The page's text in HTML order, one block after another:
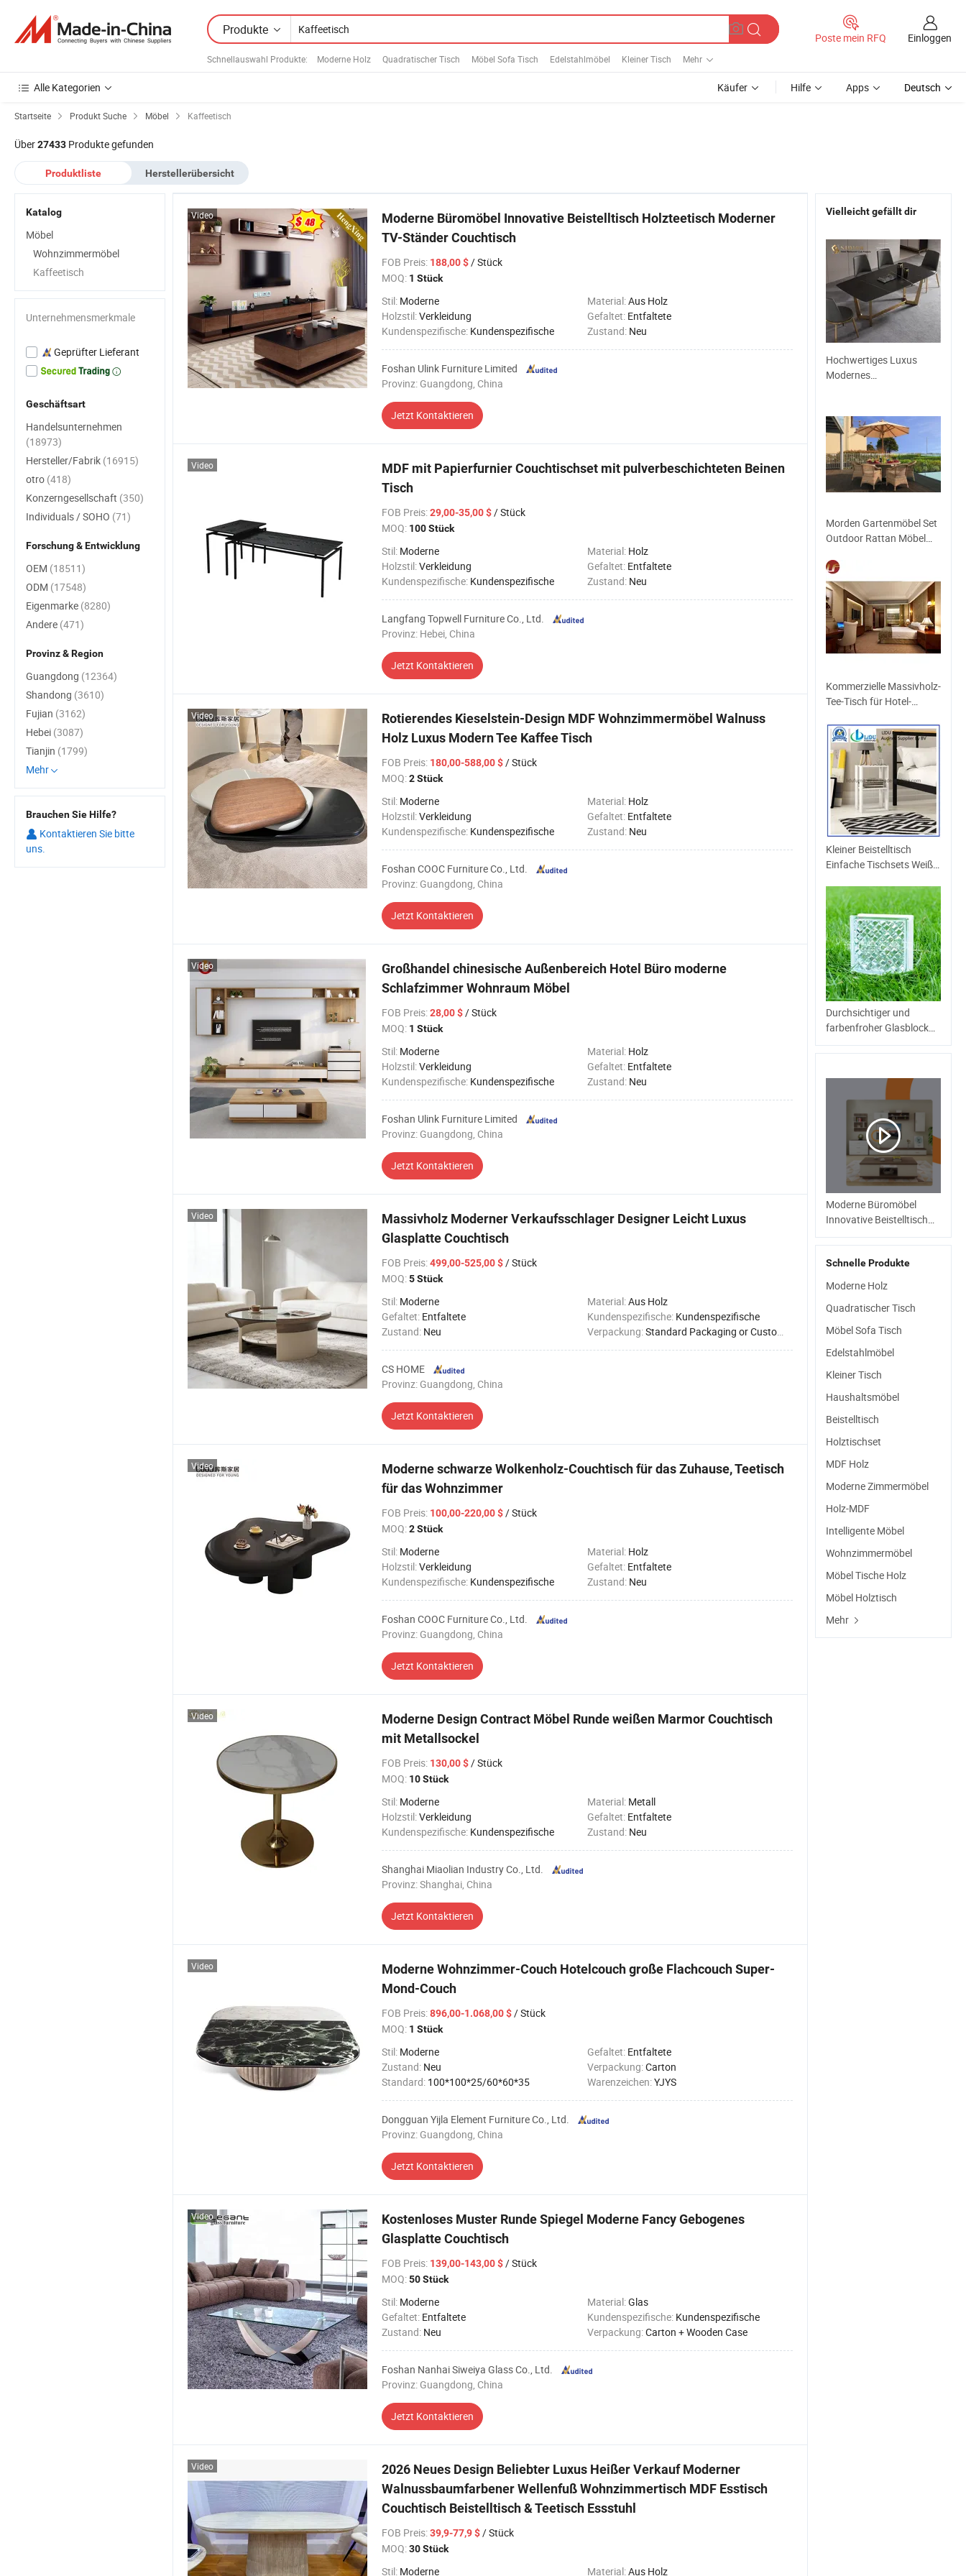
Produkte
Schnellauswahl Produkte: Moderne Holz Quadratischer Tisch Möbel Sofa Tisch Edelstahlmöbel Kleiner Tisch Mehr
Poste mein RFQ Einloggen
Alle Kategorien Käufer Hilfe Apps Deutsch
Startseite Produkt Suche Möbel Kaffeetisch
Über27433 Produkte gefunden
Produktliste Herstellerübersicht
Moderne Büromöbel Innovative Beistelltisch Holzteetisch Moderner
TV-Ständer Couchtisch
FOB Preis: 188,00 $/ Stück
MOQ: 1 Stück
Stil: Moderne Material:Aus Holz
Holzstil:Verkleidung Gefaltet: Entfaltete
Kundenspezifische: Kundenspezifische Zustand: Neu
Foshan Ulink Furniture Limited
Provinz: Guangdong, China
Jetzt Kontaktieren
Video
MDF mit Papierfurnier Couchtischset mit pulverbeschichteten Beinen
Tisch
FOB Preis:29,00-35,00 $/ Stück
MOQ: 100 Stück
Stil: Moderne Material: Holz
Holzstil:Verkleidung Gefaltet: Entfaltete
Kundenspezifische: Kundenspezifische Zustand: Neu
Langfang Topwell Furniture Co., Ltd.
Provinz: Hebei, China
Jetzt Kontaktieren
Video
Rotierendes Kieselstein-Design MDF Wohnzimmermöbel Walnuss
Holz Luxus Modern Tee Kaffee Tisch
FOB Preis: 180,00-588,00 $/ Stück
MOQ:2 Stück
Stil: Moderne Material: Holz
Holzstil:Verkleidung Gefaltet: Entfaltete
Kundenspezifische: Kundenspezifische Zustand: Neu
Foshan COOC Furniture Co., Ltd.
Provinz: Guangdong, China
Jetzt Kontaktieren
Video
Großhandel chinesische Außenbereich Hotel Büro moderne
Schlafzimmer Wohnraum Möbel
FOB Preis:28,00 $/ Stück
MOQ: 1 Stück
Stil: Moderne Material: Holz
Holzstil:Verkleidung Gefaltet: Entfaltete
Kundenspezifische: Kundenspezifische Zustand: Neu
Foshan Ulink Furniture Limited
Provinz: Guangdong, China
Jetzt Kontaktieren
Video
Massivholz Moderner Verkaufsschlager Designer Leicht Luxus
Glasplatte Couchtisch
FOB Preis:499,00-525,00 $/ Stück
MOQ:5 Stück
Stil: Moderne Material:Aus Holz
Gefaltet: Entfaltete Kundenspezifische: Kundenspezifische
Zustand: Neu Verpackung:Standard Packaging or Customized
CS HOME
Provinz: Guangdong, China
Jetzt Kontaktieren
Video
Moderne schwarze Wolkenholz-Couchtisch für das Zuhause, Teetisch
für das Wohnzimmer
FOB Preis: 100,00-220,00 $/ Stück
MOQ:2 Stück
Stil: Moderne Material: Holz
Holzstil:Verkleidung Gefaltet: Entfaltete
Kundenspezifische: Kundenspezifische Zustand: Neu
Foshan COOC Furniture Co., Ltd.
Provinz: Guangdong, China
Jetzt Kontaktieren
Video
Moderne Design Contract Möbel Runde weißen Marmor Couchtisch
mit Metallsockel
FOB Preis: 130,00 $/ Stück
MOQ: 10 Stück
Stil: Moderne Material: Metall
Holzstil:Verkleidung Gefaltet: Entfaltete
Kundenspezifische: Kundenspezifische Zustand: Neu
Shanghai Miaolian Industry Co., Ltd.
Provinz: Shanghai, China
Jetzt Kontaktieren
Video
Moderne Wohnzimmer-Couch Hotelcouch große Flachcouch Super-
Mond-Couch
FOB Preis:896,00-1.068,00 $/ Stück
MOQ: 1 Stück
Stil: Moderne Gefaltet: Entfaltete
Zustand: Neu Verpackung:Carton
Standard: 100*100*25/60*60*35 Warenzeichen:YJYS
Dongguan Yijla Element Furniture Co., Ltd.
Provinz: Guangdong, China
Jetzt Kontaktieren
Video
Kostenloses Muster Runde Spiegel Moderne Fancy Gebogenes
Glasplatte Couchtisch
FOB Preis: 139,00-143,00 $/ Stück
MOQ:50 Stück
Stil: Moderne Material:Glas
Gefaltet: Entfaltete Kundenspezifische: Kundenspezifische
Zustand: Neu Verpackung:Carton + Wooden Case
Foshan Nanhai Siweiya Glass Co., Ltd.
Provinz: Guangdong, China
Jetzt Kontaktieren
Video
2026 Neues Design Beliebter Luxus Heißer Verkauf Moderner
Walnussbaumfarbener Wellenfuß Wohnzimmertisch MDF Esstisch
Couchtisch Beistelltisch & Teetisch Essstuhl
FOB Preis:39,9-77,9 $/ Stück
MOQ:30 Stück
Stil: Moderne Material:Aus Holz
Video
Vielleicht gefällt dir
Hochwertiges Luxus
Modernes
Esszimmer
Morden Gartenmöbel Set
Outdoor Rattan Möbel
Aluminium Tisch & Stuhl
Sets Patio Essmöbel
Kommerzielle Massivholz-
Tee-Tisch für Hotel-
Kleiner Beistelltisch
Einfache Tischsets Weiße
Durchsichtiger und
farbenfroher Glasblock
für Tagungsraum und
Badezimmer Trennwand
Moderne Büromöbel
Innovative Beistelltisch
Holzteetisch Moderner
TV-Ständer Couchtisch
Schnelle Produkte
Moderne Holz
Quadratischer Tisch
Möbel Sofa Tisch
Edelstahlmöbel
Kleiner Tisch
Haushaltsmöbel
Beistelltisch
Holztischset
MDF Holz
Moderne Zimmermöbel
Holz-MDF
Intelligente Möbel
Wohnzimmermöbel
Möbel Tische Holz
Möbel Holztisch
Mehr
Katalog
Möbel
Wohnzimmermöbel
Kaffeetisch
Unternehmensmerkmale
Geprüfter Lieferant
Geschäftsart
Handelsunternehmen
(18973)
Hersteller/Fabrik (16915)
otro (418)
Konzerngesellschaft (350)
Individuals / SOHO (71)
Forschung & Entwicklung
OEM (18511)
ODM (17548)
Eigenmarke (8280)
Andere (471)
Provinz & Region
Guangdong (12364)
Shandong (3610)
Fujian (3162)
Hebei (3087)
Tianjin (1799)
Mehr
Brauchen Sie Hilfe?
Kontaktieren Sie bitte
uns.